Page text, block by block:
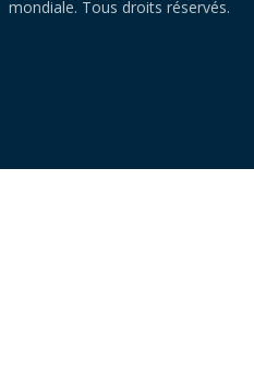
mondiale. Tous droits réservés.